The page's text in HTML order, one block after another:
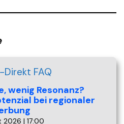
wenig Resonanz?
bei regionaler
2026 | 17:00